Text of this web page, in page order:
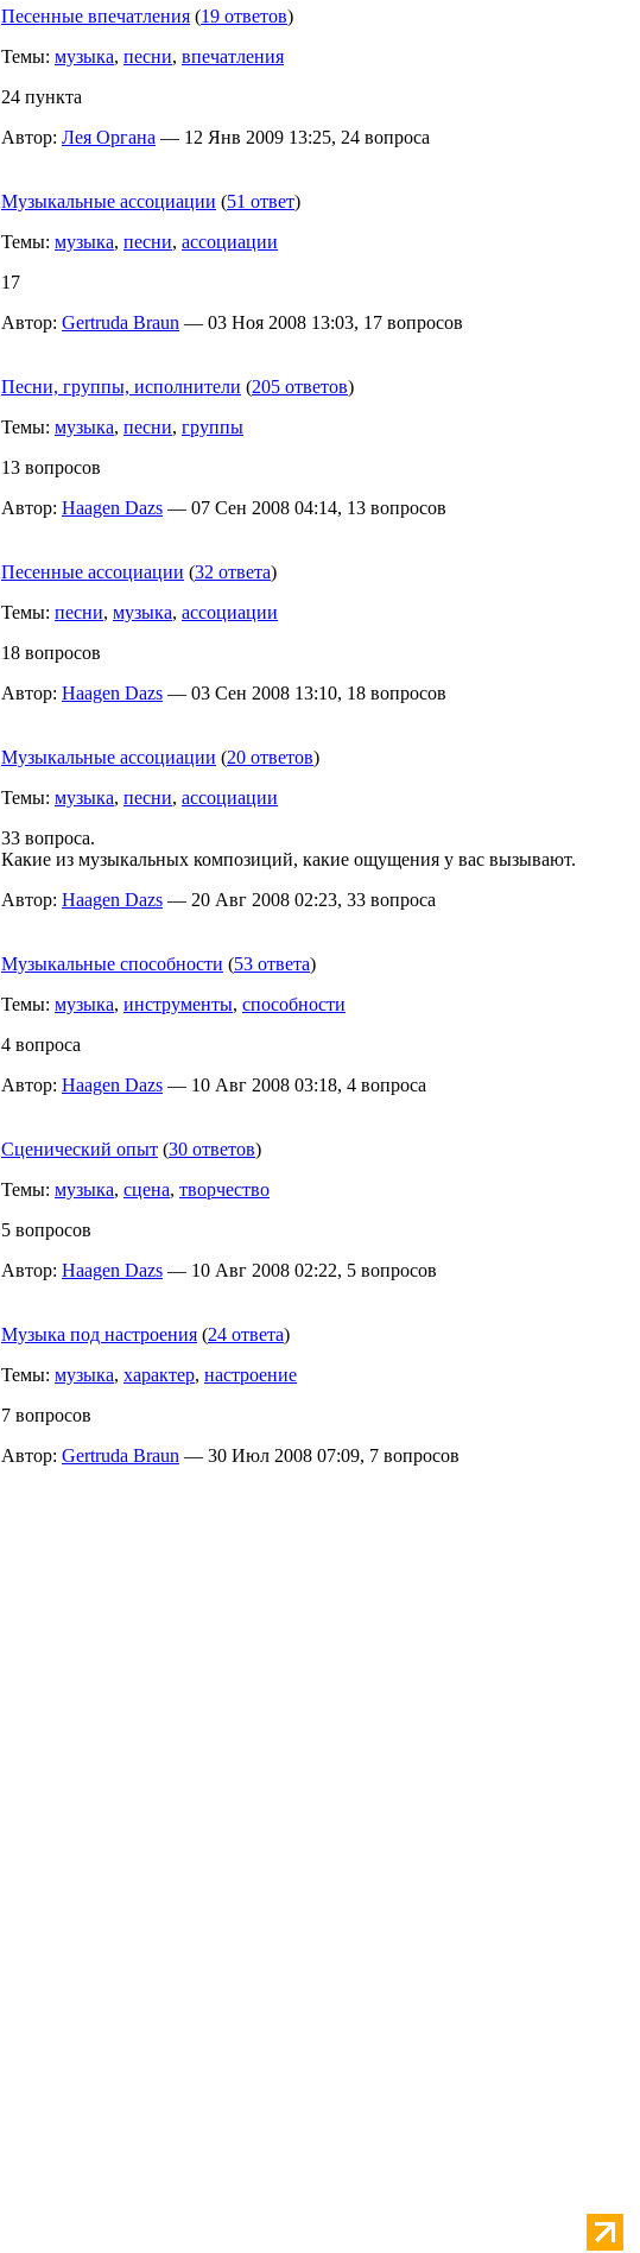
Песенные впечатления (19 ответов)
Темы: музыка, песни, впечатления
24 пункта
Автор: Лея Органа — 12 Янв 2009 13:25, 24 вопроса
Музыкальные ассоциации (51 ответ)
Темы: музыка, песни, ассоциации
17
Автор: Gertruda Braun — 03 Ноя 2008 13:03, 17 вопросов
Песни, группы, исполнители (205 ответов)
Темы: музыка, песни, группы
13 вопросов
Автор: Haagen Dazs — 07 Сен 2008 04:14, 13 вопросов
Песенные ассоциации (32 ответа)
Темы: песни, музыка, ассоциации
18 вопросов
Автор: Haagen Dazs — 03 Сен 2008 13:10, 18 вопросов
Музыкальные ассоциации (20 ответов)
Темы: музыка, песни, ассоциации
33 вопроса.
Какие из музыкальных композиций, какие ощущения у вас вызывают.
Автор: Haagen Dazs — 20 Авг 2008 02:23, 33 вопроса
Музыкальные способности (53 ответа)
Темы: музыка, инструменты, способности
4 вопроса
Автор: Haagen Dazs — 10 Авг 2008 03:18, 4 вопроса
Сценический опыт (30 ответов)
Темы: музыка, сцена, творчество
5 вопросов
Автор: Haagen Dazs — 10 Авг 2008 02:22, 5 вопросов
Музыка под настроения (24 ответа)
Темы: музыка, характер, настроение
7 вопросов
Автор: Gertruda Braun — 30 Июл 2008 07:09, 7 вопросов